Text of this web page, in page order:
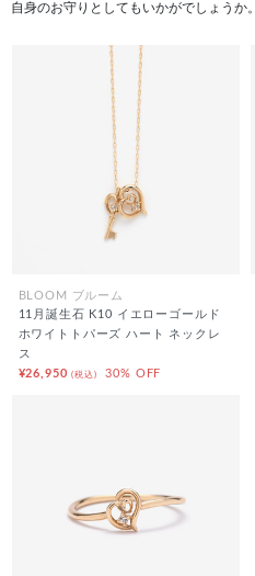
自身のお守りとしてもいかがでしょうか。
BLOOM ブルーム
11月誕生石 K10 イエローゴールド
ホワイトトパーズ ハート ネックレ
ス
¥26,950(税込) 30% OFF